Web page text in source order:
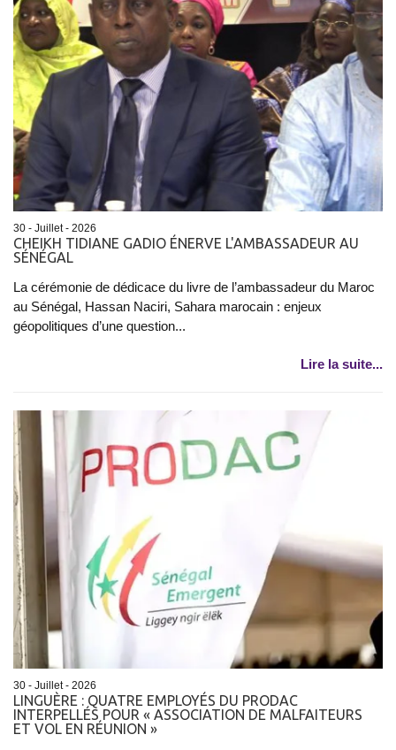
30 - Juillet - 2026
CHEIKH TIDIANE GADIO ÉNERVE L'AMBASSADEUR AU
SÉNÉGAL
La cérémonie de dédicace du livre de l’ambassadeur du Maroc
au Sénégal, Hassan Naciri, Sahara marocain : enjeux
géopolitiques d’une question...
Lire la suite...
30 - Juillet - 2026
​LINGUÈRE : QUATRE EMPLOYÉS DU PRODAC
INTERPELLÉS POUR « ASSOCIATION DE MALFAITEURS
ET VOL EN RÉUNION »